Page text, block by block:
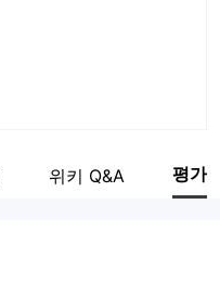
위키 Q&A 평가